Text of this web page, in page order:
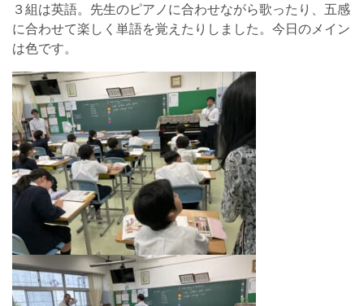
３組は英語。先生のピアノに合わせながら歌ったり、五感
に合わせて楽しく単語を覚えたりしました。今日のメイン
は色です。